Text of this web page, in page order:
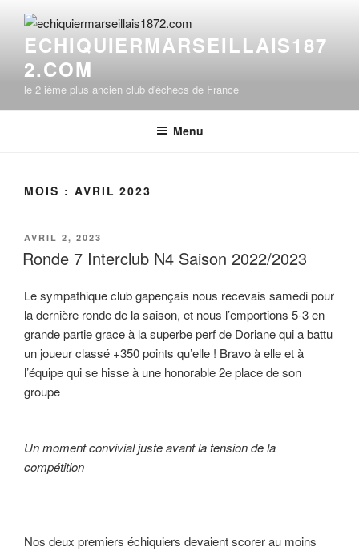
contenu
principal
ECHIQUIERMARSEILLAIS187
2.COM
le 2 ième plus ancien club d'échecs de France
Menu
MOIS : AVRIL 2023
PUBLIÉ
LE
AVRIL 2, 2023
Ronde 7 Interclub N4 Saison 2022/2023
Le sympathique club gapençais nous recevais samedi pour
la dernière ronde de la saison, et nous l’emportions 5-3 en
grande partie grace à la superbe perf de Doriane qui a battu
un joueur classé +350 points qu’elle ! Bravo à elle et à
l’équipe qui se hisse à une honorable 2e place de son
groupe
Un moment convivial juste avant la tension de la
compétition
Nos deux premiers échiquiers devaient scorer au moins